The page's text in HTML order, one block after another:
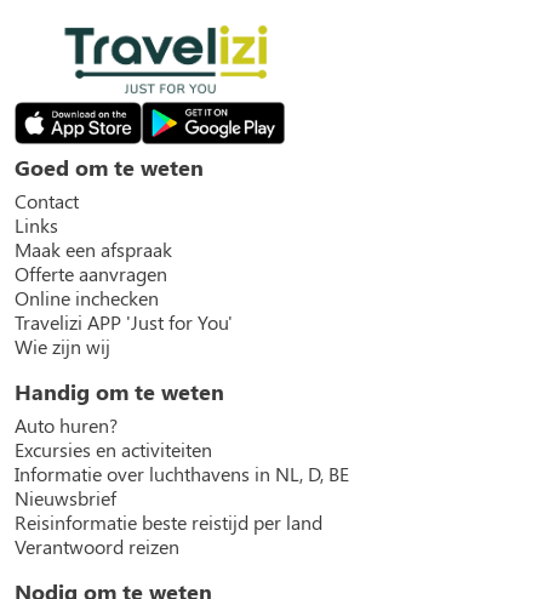
Goed om te weten
Contact
Links
Maak een afspraak
Offerte aanvragen
Online inchecken
Travelizi APP 'Just for You'
Wie zijn wij
Handig om te weten
Auto huren?
Excursies en activiteiten
Informatie over luchthavens in NL, D, BE
Nieuwsbrief
Reisinformatie beste reistijd per land
Verantwoord reizen
Nodig om te weten